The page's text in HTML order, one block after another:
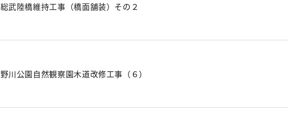
総武陸橋維持工事（橋面舗装）その２
野川公園自然観察園木道改修工事（６）